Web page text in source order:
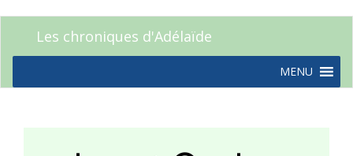
Les chroniques d'Adélaïde
MENU